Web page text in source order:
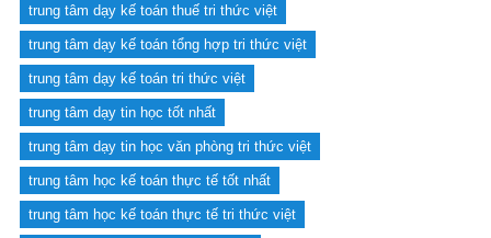
trung tâm dạy kế toán thuế tri thức việt
trung tâm dạy kế toán tổng hợp tri thức việt
trung tâm dạy kế toán tri thức việt
trung tâm dạy tin học tốt nhất
trung tâm dạy tin học văn phòng tri thức việt
trung tâm học kế toán thực tế tốt nhất
trung tâm học kế toán thực tế tri thức việt